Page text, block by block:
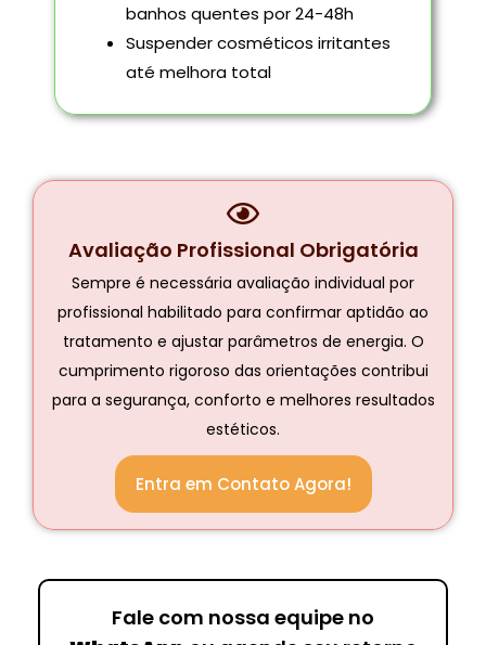
banhos quentes por 24-48h
Suspender cosméticos irritantes
até melhora total
Avaliação Profissional Obrigatória
Sempre é necessária avaliação individual por
profissional habilitado para confirmar aptidão ao
tratamento e ajustar parâmetros de energia. O
cumprimento rigoroso das orientações contribui
para a segurança, conforto e melhores resultados
estéticos.
Entra em Contato Agora!
Fale com nossa equipe no